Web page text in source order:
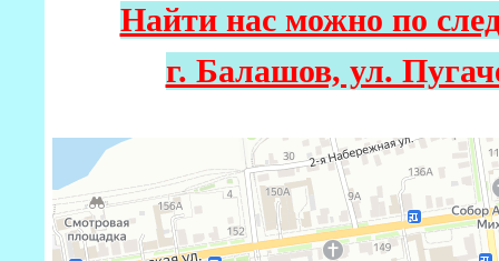
Найти нас можно по
г. Балашов, ул.